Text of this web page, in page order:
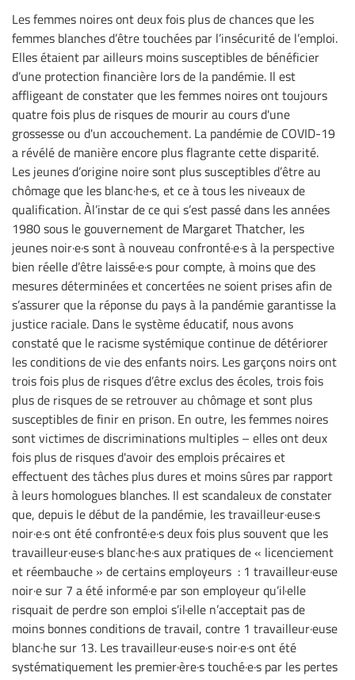
Les femmes noires ont deux fois plus de chances que les
femmes blanches d’être touchées par l’insécurité de l’emploi.
Elles étaient par ailleurs moins susceptibles de bénéficier
d’une protection financière lors de la pandémie. Il est
affligeant de constater que les femmes noires ont toujours
quatre fois plus de risques de mourir au cours d'une
grossesse ou d'un accouchement. La pandémie de COVID-19
a révélé de manière encore plus flagrante cette disparité.
Les jeunes d’origine noire sont plus susceptibles d’être au
chômage que les blanc·he·s, et ce à tous les niveaux de
qualification. Àl’instar de ce qui s’est passé dans les années
1980 sous le gouvernement de Margaret Thatcher, les
jeunes noir·e·s sont à nouveau confronté·e·s à la perspective
bien réelle d’être laissé·e·s pour compte, à moins que des
mesures déterminées et concertées ne soient prises afin de
s’assurer que la réponse du pays à la pandémie garantisse la
justice raciale. Dans le système éducatif, nous avons
constaté que le racisme systémique continue de détériorer
les conditions de vie des enfants noirs. Les garçons noirs ont
trois fois plus de risques d’être exclus des écoles, trois fois
plus de risques de se retrouver au chômage et sont plus
susceptibles de finir en prison. En outre, les femmes noires
sont victimes de discriminations multiples – elles ont deux
fois plus de risques d'avoir des emplois précaires et
effectuent des tâches plus dures et moins sûres par rapport
à leurs homologues blanches. Il est scandaleux de constater
que, depuis le début de la pandémie, les travailleur·euse·s
noir·e·s ont été confronté·e·s deux fois plus souvent que les
travailleur·euse·s blanc·he·s aux pratiques de « licenciement
et réembauche » de certains employeurs : 1 travailleur·euse
noir·e sur 7 a été informé·e par son employeur qu’il·elle
risquait de perdre son emploi s’il·elle n’acceptait pas de
moins bonnes conditions de travail, contre 1 travailleur·euse
blanc·he sur 13. Les travailleur·euse·s noir·e·s ont été
systématiquement les premier·ère·s touché·e·s par les pertes